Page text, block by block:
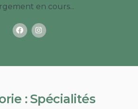
en cours...
:Spécialités